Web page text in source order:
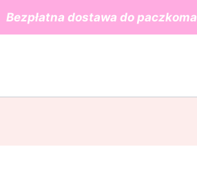
Bezpłatna dostawa do